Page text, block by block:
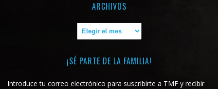
ARCHIVOS
Archivos
¡SÉ PARTE DE LA FAMILIA!
Introduce tu correo electrónico para suscribirte a TMF y recibir